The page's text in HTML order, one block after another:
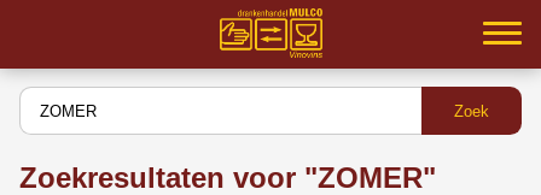
Home
Zoekresultaten voor "ZOMER"